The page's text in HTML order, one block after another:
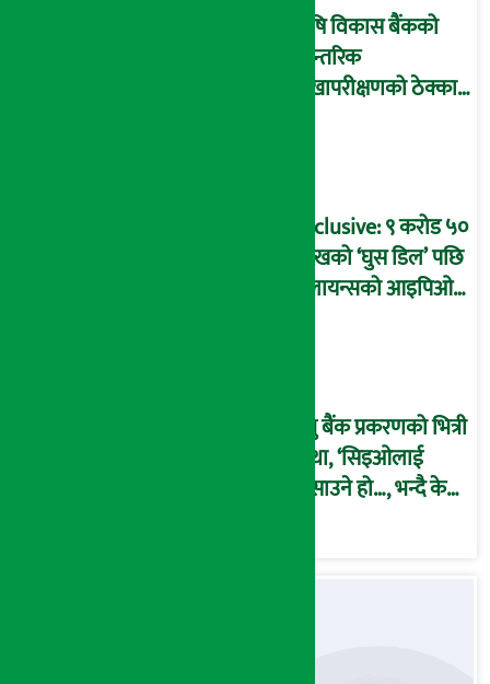
कृषि विकास बैंकको
आन्तरिक
लेखापरीक्षणको ठेक्का
आरोप !
Exclusive: ९ करोड ५०
लाखको ‘घुस डिल’ पछि
रिलायन्सको आइपिओ
प्रभु बैंक प्रकरणको भित्री
कथा, ‘सिइओलाई
फसाउने हो…, भन्दै के